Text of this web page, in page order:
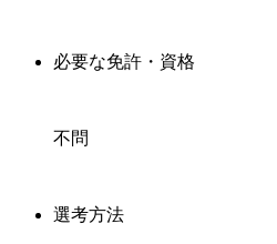
必要な免許・資格
不問
選考方法